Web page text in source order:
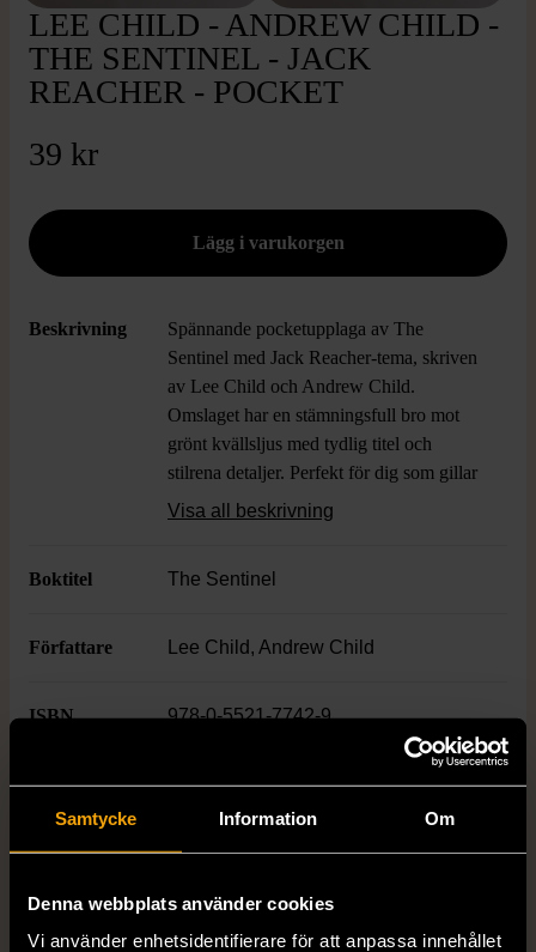
Samtycke Information Om
Denna webbplats använder cookies
Vi använder enhetsidentifierare för att anpassa innehållet
LEE CHILD - ANDREW CHILD -
THE SENTINEL - JACK
REACHER - POCKET
39 kr
Beskrivning
Spännande pocketupplaga av The
Sentinel med Jack Reacher-tema, skriven
av Lee Child och Andrew Child.
Omslaget har en stämningsfull bro mot
grönt kvällsljus med tydlig titel och
stilrena detaljer. Perfekt för dig som gillar
thrillers och moderna deckare i smidig
Visa all beskrivning
Boktitel The Sentinel
Författare Lee Child, Andrew Child
ISBN 978-0-5521-7742-9
Skick Mycket gott skick
Produkten är sparsamt använd, är av fin
kvalitet och ska inte ha några skador eller
Läs mer om hur vi bedömer